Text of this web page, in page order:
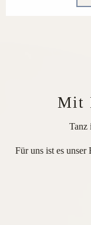
Mit
Tanz
Für uns ist es